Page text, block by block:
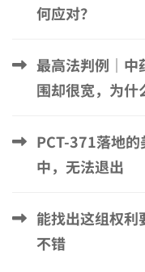
何应对？
最高法判例｜中
围却很宽，为什
PCT-371落地
中，无法退出
能找出这组权利
不错